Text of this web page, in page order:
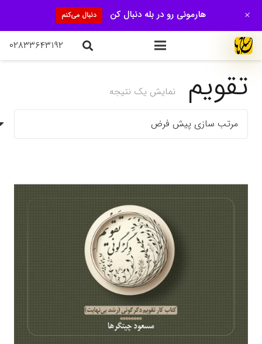
۰۲۸۳۳۶۴۳۱۹۲
تقویم نمایش یک نتیجه
هارمونی رو در بله دنبال کن دنبال می‌کنم +